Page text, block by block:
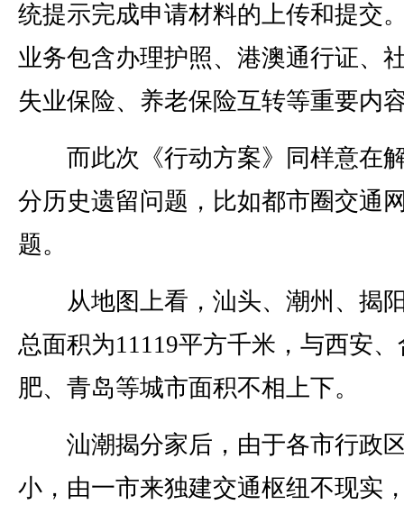
统提示完成申请材料的上传和提交
业务包含办理护照、港澳通行证、
失业保险、养老保险互转等重要内
而此次《行动方案》同样意在
分历史遗留问题，比如都市圈交通
题。
从地图上看，汕头、潮州、揭
总面积为11119平方千米，与西安、
肥、青岛等城市面积不相上下。
汕潮揭分家后，由于各市行政
小，由一市来独建交通枢纽不现实